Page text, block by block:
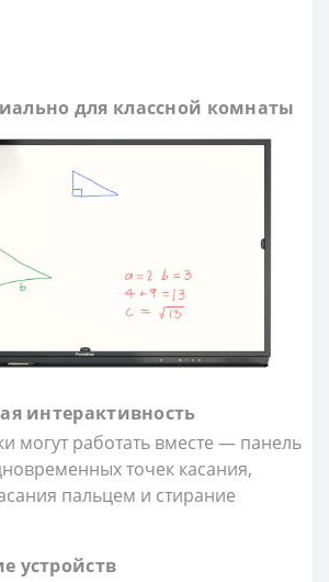
для классной комнаты
интерактивность
могут работать вместе — панель
точек касания,
пальцем и стирание
устройств